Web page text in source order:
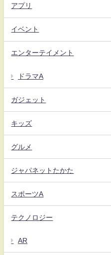
アプリ
イベント
エンターテイメント
ドラマA
ガジェット
キッズ
グルメ
ジャパネットたかた
スポーツA
テクノロジー
AR